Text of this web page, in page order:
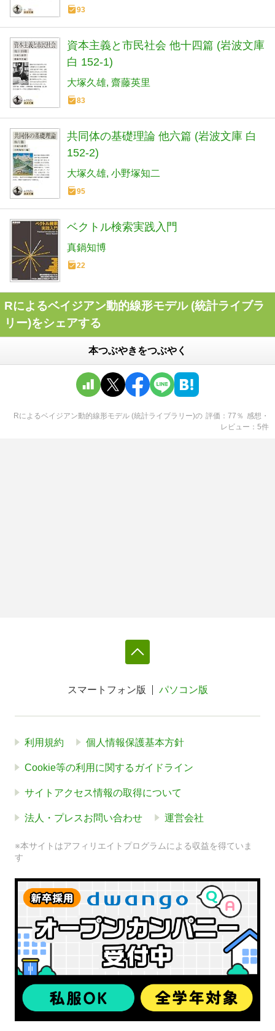
93
資本主義と市民社会 他十四篇 (岩波文庫
白 152-1)
大塚久雄 齋藤英里
83
共同体の基礎理論 他六篇 (岩波文庫 白
152-2)
大塚久雄 小野塚知二
95
ベクトル検索実践入門
真鍋知博
22
Rによるベイジアン動的線形モデル (統計ライブラ
リー)をシェアする
本つぶやきをつぶやく
Rによるベイジアン動的線形モデル (統計ライブラリー)の 評価 77 ％ 感想・
レビュー
5件
スマートフォン版 パソコン版
利用規約 個人情報保護基本方針
Cookie等の利用に関するガイドライン
サイトアクセス情報の取得について
法人・プレスお問い合わせ 運営会社
※本サイトはアフィリエイトプログラムによる収益を得ていま
す